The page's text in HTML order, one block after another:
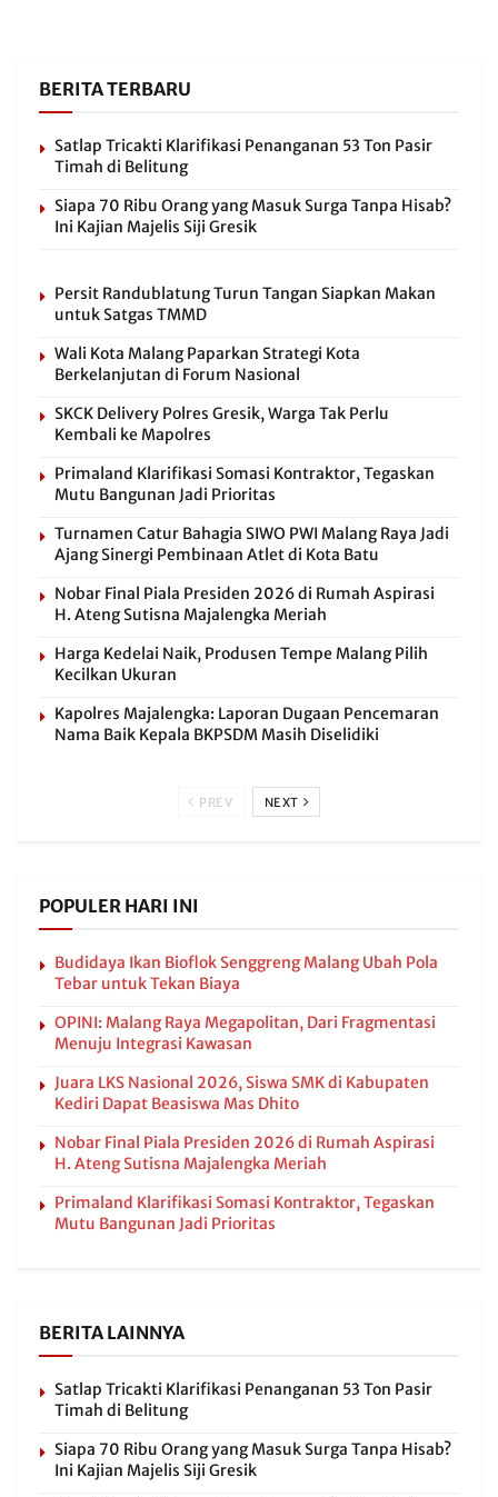
BERITA TERBARU
Satlap Tricakti Klarifikasi Penanganan 53 Ton Pasir
Timah di Belitung
Siapa 70 Ribu Orang yang Masuk Surga Tanpa Hisab?
Ini Kajian Majelis Siji Gresik
Persit Randublatung Turun Tangan Siapkan Makan
untuk Satgas TMMD
Wali Kota Malang Paparkan Strategi Kota
Berkelanjutan di Forum Nasional
SKCK Delivery Polres Gresik, Warga Tak Perlu
Kembali ke Mapolres
Primaland Klarifikasi Somasi Kontraktor, Tegaskan
Mutu Bangunan Jadi Prioritas
Turnamen Catur Bahagia SIWO PWI Malang Raya Jadi
Ajang Sinergi Pembinaan Atlet di Kota Batu
Nobar Final Piala Presiden 2026 di Rumah Aspirasi
H. Ateng Sutisna Majalengka Meriah
Harga Kedelai Naik, Produsen Tempe Malang Pilih
Kecilkan Ukuran
Kapolres Majalengka: Laporan Dugaan Pencemaran
Nama Baik Kepala BKPSDM Masih Diselidiki
PREV NEXT
POPULER HARI INI
Budidaya Ikan Bioflok Senggreng Malang Ubah Pola
Tebar untuk Tekan Biaya
OPINI: Malang Raya Megapolitan, Dari Fragmentasi
Menuju Integrasi Kawasan
Juara LKS Nasional 2026, Siswa SMK di Kabupaten
Kediri Dapat Beasiswa Mas Dhito
Nobar Final Piala Presiden 2026 di Rumah Aspirasi
H. Ateng Sutisna Majalengka Meriah
Primaland Klarifikasi Somasi Kontraktor, Tegaskan
Mutu Bangunan Jadi Prioritas
BERITA LAINNYA
Satlap Tricakti Klarifikasi Penanganan 53 Ton Pasir
Timah di Belitung
Siapa 70 Ribu Orang yang Masuk Surga Tanpa Hisab?
Ini Kajian Majelis Siji Gresik